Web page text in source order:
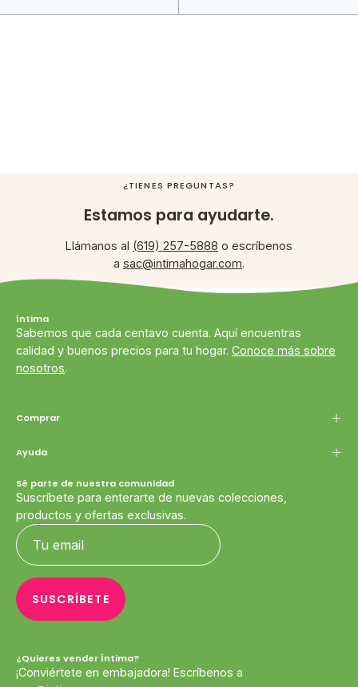
¿TIENES PREGUNTAS?
Estamos para ayudarte.
Llámanos al (619) 257-5888 o escríbenos
a sac@intimahogar.com.
íntima
Sabemos que cada centavo cuenta. Aquí encuentras
calidad y buenos precios para tu hogar. Conoce más sobre
nosotros.
Comprar
Ayuda
Sé parte de nuestra comunidad
Suscríbete para enterarte de nuevas colecciones,
productos y ofertas exclusivas.
SUSCRÍBETE
¿Quieres vender Íntima?
¡Conviértete en embajadora! Escríbenos a